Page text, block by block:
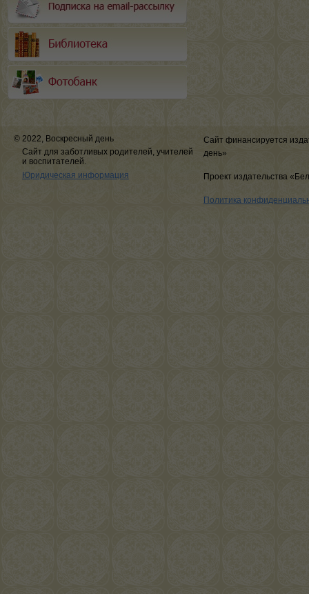
© 2022, Воскресный день
Сайт для заботливых родителей, учителей
и воспитателей.
Юридическая информация
Сайт финансируется
день»
Проект издательства
Политика